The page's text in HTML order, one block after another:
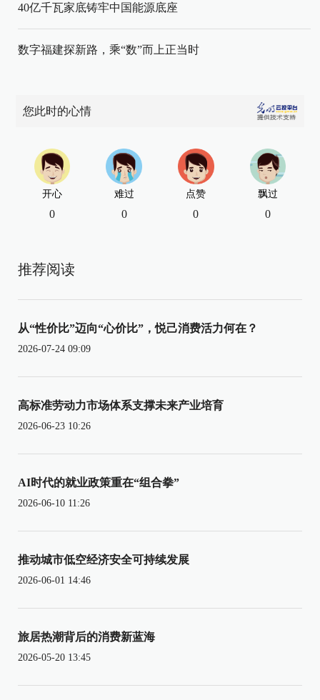
40亿千瓦家底铸牢中国能源底座
数字福建探新路，乘“数”而上正当时
您此时的心情
开心
0
难过
0
点赞
0
飘过
0
推荐阅读
从“性价比”迈向“心价比”，悦己消费活力何在？
2026-07-24 09:09
高标准劳动力市场体系支撑未来产业培育
2026-06-23 10:26
AI时代的就业政策重在“组合拳”
2026-06-10 11:26
推动城市低空经济安全可持续发展
2026-06-01 14:46
旅居热潮背后的消费新蓝海
2026-05-20 13:45